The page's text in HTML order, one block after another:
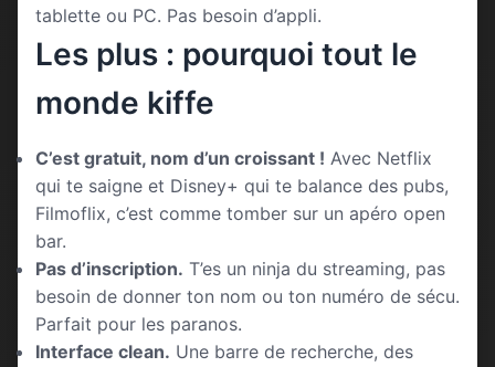
tablette ou PC. Pas besoin d’appli.
Les plus : pourquoi tout le
monde kiffe
C’est gratuit, nom d’un croissant ! Avec Netflix
qui te saigne et Disney+ qui te balance des pubs,
Filmoflix, c’est comme tomber sur un apéro open
bar.
Pas d’inscription. T’es un ninja du streaming, pas
besoin de donner ton nom ou ton numéro de sécu.
Parfait pour les paranos.
Interface clean. Une barre de recherche, des